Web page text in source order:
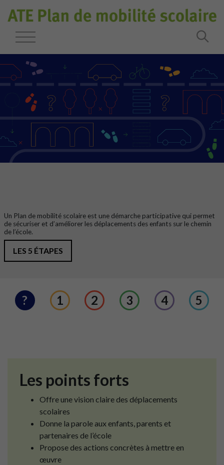
Un Plan de mobilité scolaire est une démarche participative qui permet
de sécuriser et d’améliorer les déplacements des enfants sur le chemin
de l’école.
LES 5 ÉTAPES
? 1 2 3 4 5
Les points forts
Offre une vision claire des déplacements
scolaires
Donne la parole aux enfants, parents et
partenaires de l’école
Propose des actions concrètes à mettre en
œuvre